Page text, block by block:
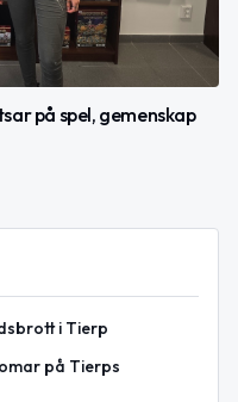
på spel, gemenskap
i Tierp
på Tierps